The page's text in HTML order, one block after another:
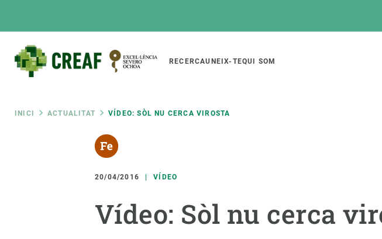
Main
navigation
RECERCAUNEIX-TEQUI SOM
Fil
d'ariadna
INICI ACTUALITAT VÍDEO: SÒL NU CERCA VIROSTA
20/04/2016 VÍDEO
Vídeo: Sòl nu cerca
Featured
responsive
Responsive
menu
SOBRE NOSALTRES
Organització institucional Biodiversitat Solucions